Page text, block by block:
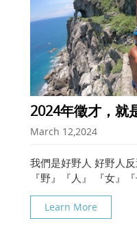
2024年徵才，就
March 12,2024
我們是好野人 好野人
『野』『人』 『女』
『野』越『好』 公司
是專業的花蓮水上活
Learn More